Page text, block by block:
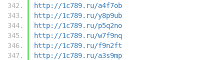
http://1c789.ru/a4f7ob
http://1c789.ru/y8p9ub
http://1c789.ru/p5q2no
http://1c789.ru/w7f9nq
http://1c789.ru/f9n2ft
http://1c789.ru/a3s9mp